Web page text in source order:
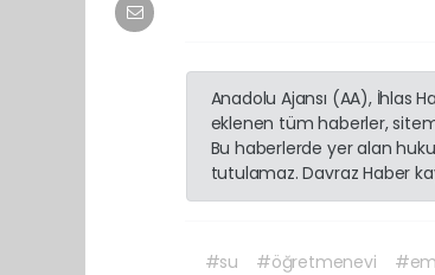
Anadolu Ajansı (AA), İhlas
eklenen tüm haberler,
Bu haberlerde yer alan
tutulamaz. Davraz Haber
#su #öğretmenevi